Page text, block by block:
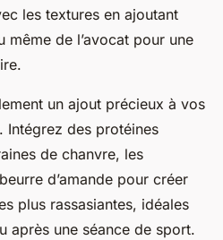
les textures en ajoutant
même de l’avocat pour une
un ajout précieux à vos
. Intégrez des protéines
de chanvre, les
d’amande pour créer
plus rassasiantes, idéales
après une séance de sport.